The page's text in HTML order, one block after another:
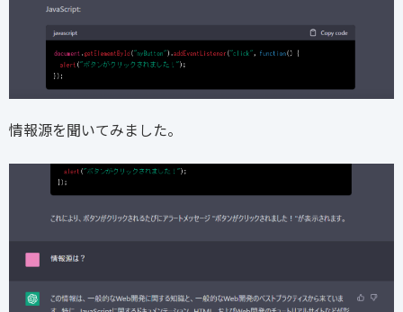
情報源を聞いてみました。